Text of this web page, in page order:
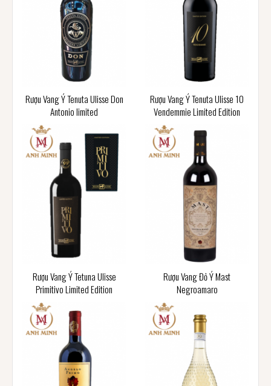
Rượu Vang Ý Tenuta Ulisse Don
Antonio limited
Rượu Vang Ý Tenuta Ulisse 10
Vendemmie Limited Edition
Rượu Vang Ý Tetuna Ulisse
Primitivo Limited Edition
Rượu Vang Đỏ Ý Mast
Negroamaro